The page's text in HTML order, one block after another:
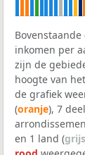
inkomen per
zijn de
hoogte van
de grafiek
(oranje), 7
en 1 land (grijs